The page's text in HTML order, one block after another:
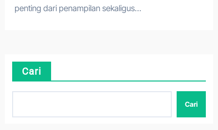
penting dari penampilan sekaligus…
Cari
Cari